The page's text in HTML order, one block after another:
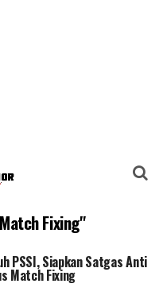
Fixing"
PSSI, Siapkan Satgas Anti
Match Fixing